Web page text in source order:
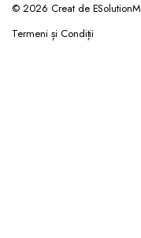
© 2026 Creat de
Termeni și Condiții